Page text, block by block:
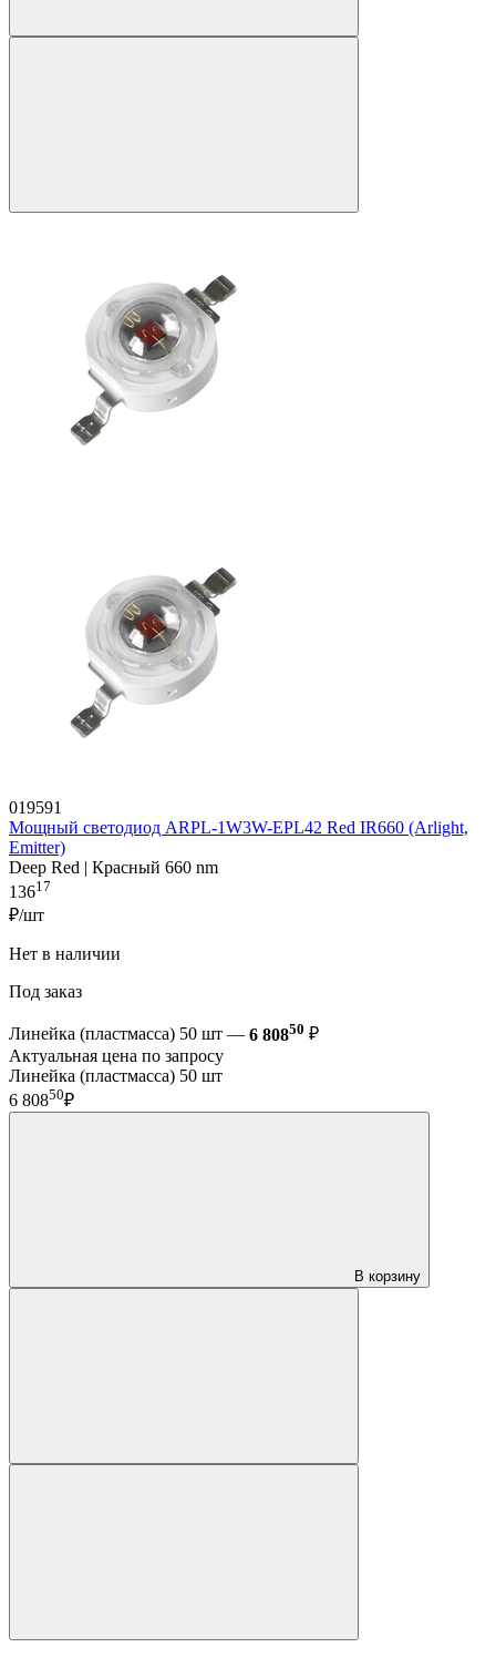
019591
Мощный светодиод ARPL-1W3W-EPL42 Red IR660 (Arlight,
Emitter)
Deep Red | Красный 660 nm
13617
₽/шт
Нет в наличии
Под заказ
Линейка (пластмасса) 50 шт — 6 80850 ₽
Актуальная цена по запросу
Линейка (пластмасса) 50 шт
6 80850₽
В корзину